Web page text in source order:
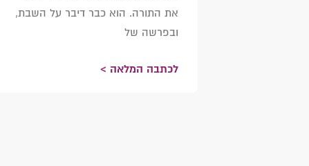
את התורה. הוא כבר דיבר על השבת,
ובפרשה של
לכתבה המלאה >